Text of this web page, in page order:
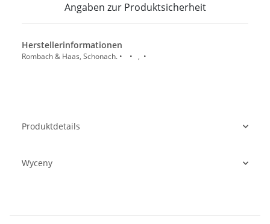
Angaben zur Produktsicherheit
Herstellerinformationen
Rombach & Haas, Schonach. • • , •
Produktdetails
Wyceny